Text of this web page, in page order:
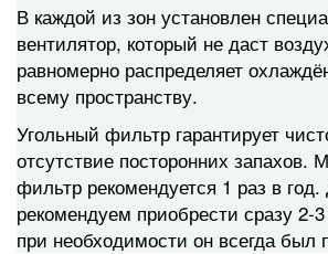
В каждой из зон установлен
вентилятор, который не даст
равномерно распределяет
всему пространству.
Угольный фильтр гарантирует
отсутствие посторонних запахов.
фильтр рекомендуется 1 раз в
рекомендуем приобрести сразу 2-
при необходимости он всегда был